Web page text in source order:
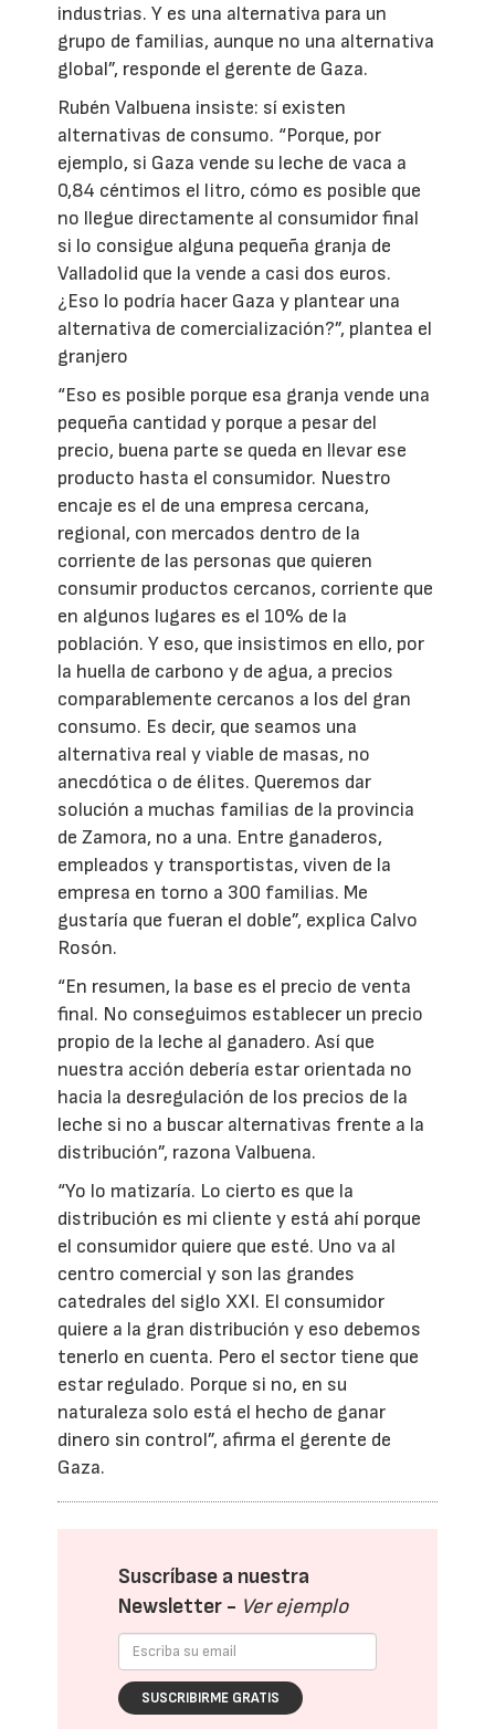
industrias. Y es una alternativa para un
grupo de familias, aunque no una alternativa
global”, responde el gerente de Gaza.
Rubén Valbuena insiste: sí existen
alternativas de consumo. “Porque, por
ejemplo, si Gaza vende su leche de vaca a
0,84 céntimos el litro, cómo es posible que
no llegue directamente al consumidor final
si lo consigue alguna pequeña granja de
Valladolid que la vende a casi dos euros.
¿Eso lo podría hacer Gaza y plantear una
alternativa de comercialización?”, plantea el
granjero
“Eso es posible porque esa granja vende una
pequeña cantidad y porque a pesar del
precio, buena parte se queda en llevar ese
producto hasta el consumidor. Nuestro
encaje es el de una empresa cercana,
regional, con mercados dentro de la
corriente de las personas que quieren
consumir productos cercanos, corriente que
en algunos lugares es el 10% de la
población. Y eso, que insistimos en ello, por
la huella de carbono y de agua, a precios
comparablemente cercanos a los del gran
consumo. Es decir, que seamos una
alternativa real y viable de masas, no
anecdótica o de élites. Queremos dar
solución a muchas familias de la provincia
de Zamora, no a una. Entre ganaderos,
empleados y transportistas, viven de la
empresa en torno a 300 familias. Me
gustaría que fueran el doble”, explica Calvo
Rosón.
“En resumen, la base es el precio de venta
final. No conseguimos establecer un precio
propio de la leche al ganadero. Así que
nuestra acción debería estar orientada no
hacia la desregulación de los precios de la
leche si no a buscar alternativas frente a la
distribución”, razona Valbuena.
“Yo lo matizaría. Lo cierto es que la
distribución es mi cliente y está ahí porque
el consumidor quiere que esté. Uno va al
centro comercial y son las grandes
catedrales del siglo XXI. El consumidor
quiere a la gran distribución y eso debemos
tenerlo en cuenta. Pero el sector tiene que
estar regulado. Porque si no, en su
naturaleza solo está el hecho de ganar
dinero sin control”, afirma el gerente de
Gaza.
Suscríbase a nuestra
Newsletter - Ver ejemplo
SUSCRIBIRME GRATIS